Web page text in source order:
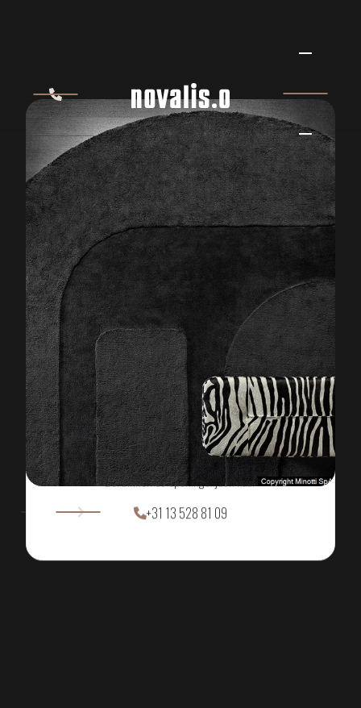
MINOTTI WISP RELIEF
MINOTTI
ERVAAR HET ZELF IN
ONZE SHOWROOM
MAAK EEN AFSPRAAK
Wilt u meer over dit product weten?
Bel binnen de openingstijden naar
+31 13 528 81 09